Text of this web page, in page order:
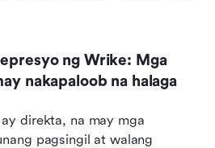
ng Wrike: Mga
nakapaloob na halaga
direkta, na may mga
pagsingil at walang